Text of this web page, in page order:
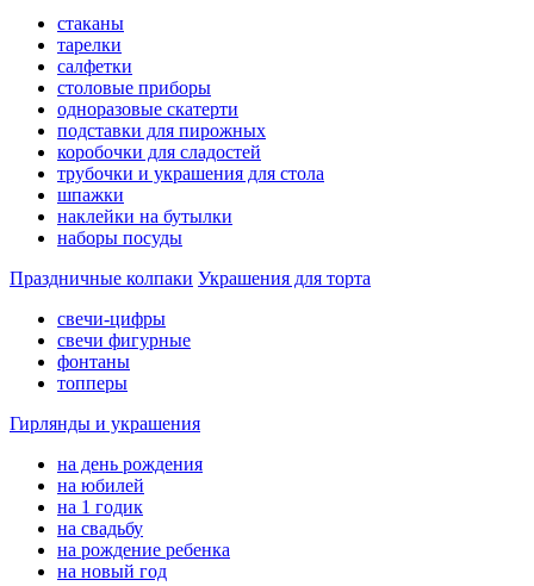
стаканы
тарелки
салфетки
столовые приборы
одноразовые скатерти
подставки для пирожных
коробочки для сладостей
трубочки и украшения для стола
шпажки
наклейки на бутылки
наборы посуды
Праздничные колпаки Украшения для торта
свечи-цифры
свечи фигурные
фонтаны
топперы
Гирлянды и украшения
на день рождения
на юбилей
на 1 годик
на свадьбу
на рождение ребенка
на новый год